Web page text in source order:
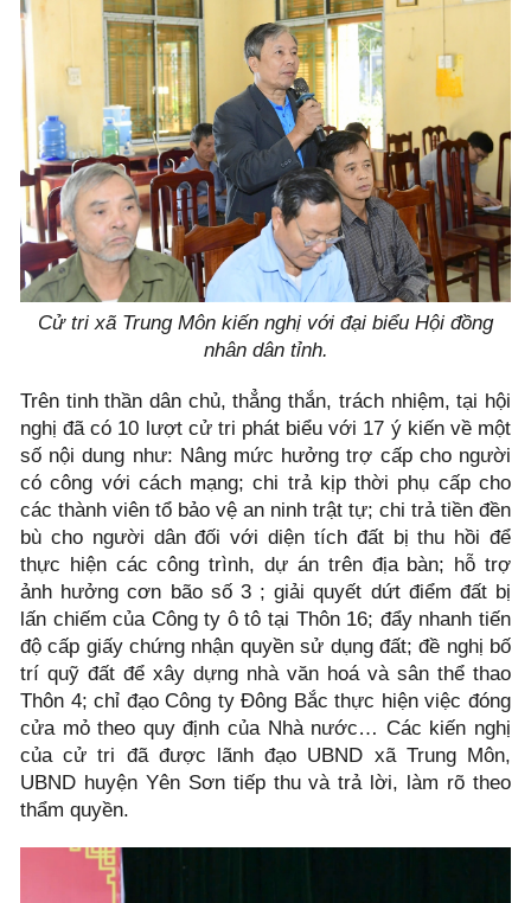
Cử tri xã Trung Môn kiến nghị với đại biểu Hội đồng
nhân dân tỉnh.
Trên tinh thần dân chủ, thẳng thắn, trách nhiệm, tại hội
nghị đã có 10 lượt cử tri phát biểu với 17 ý kiến về một
số nội dung như: Nâng mức hưởng trợ cấp cho người
có công với cách mạng; chi trả kịp thời phụ cấp cho
các thành viên tổ bảo vệ an ninh trật tự; chi trả tiền đền
bù cho người dân đối với diện tích đất bị thu hồi để
thực hiện các công trình, dự án trên địa bàn; hỗ trợ
ảnh hưởng cơn bão số 3 ; giải quyết dứt điểm đất bị
lấn chiếm của Công ty ô tô tại Thôn 16; đẩy nhanh tiến
độ cấp giấy chứng nhận quyền sử dụng đất; đề nghị bố
trí quỹ đất để xây dựng nhà văn hoá và sân thể thao
Thôn 4; chỉ đạo Công ty Đông Bắc thực hiện việc đóng
cửa mỏ theo quy định của Nhà nước… Các kiến nghị
của cử tri đã được lãnh đạo UBND xã Trung Môn,
UBND huyện Yên Sơn tiếp thu và trả lời, làm rõ theo
thẩm quyền.